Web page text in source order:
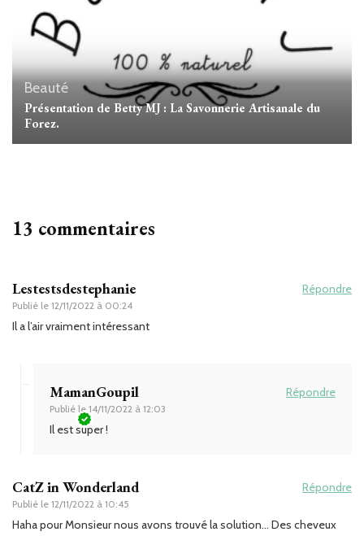
Beauté
Présentation de Betty MJ : La Savonnerie Artisanale du
Forez.
13 commentaires
Lestestsdestephanie
Publié le 12/11/2022 à 00:24
Répondre
Il a l’air vraiment intéressant
MamanGoupil
Publié le 14/11/2022 à 12:03
Répondre
Il est super !
CatZ in Wonderland
Publié le 12/11/2022 à 10:45
Répondre
Haha pour Monsieur nous avons trouvé la solution… Des cheveux